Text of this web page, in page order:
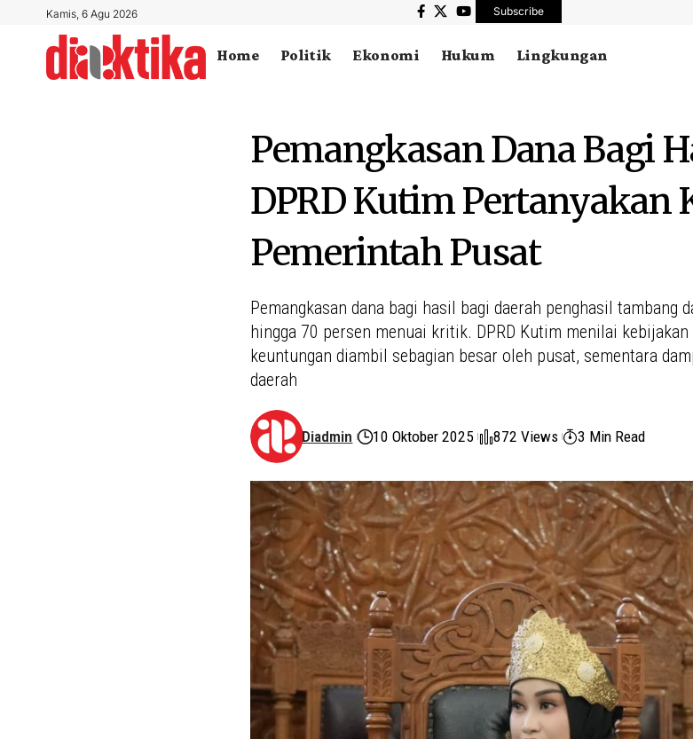
Kamis, 6 Agu 2026 Subscribe
Home Politik Ekonomi Hukum Lingkungan
Pemangkasan Dana Bagi
DPRD Kutim Pertanyakan
Pemerintah Pusat
Pemangkasan dana bagi hasil bagi daerah penghasil tambang
hingga 70 persen menuai kritik. DPRD Kutim menilai
keuntungan diambil sebagian besar oleh pusat, sementara
daerah
Diadmin 10 Oktober 2025 872 Views 3 Min Read